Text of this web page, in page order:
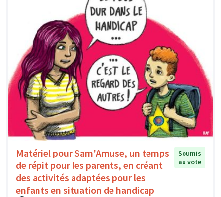
Matériel pour Sam'Amuse, un temps
de répit pour les parents, en créant
des activités adaptées pour les
enfants en situation de handicap
Soumis
au vote